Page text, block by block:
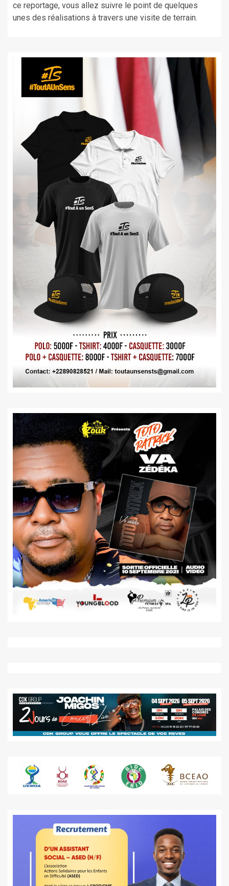
ce reportage, vous allez suivre le point de quelques
unes des réalisations à travers une visite de terrain.